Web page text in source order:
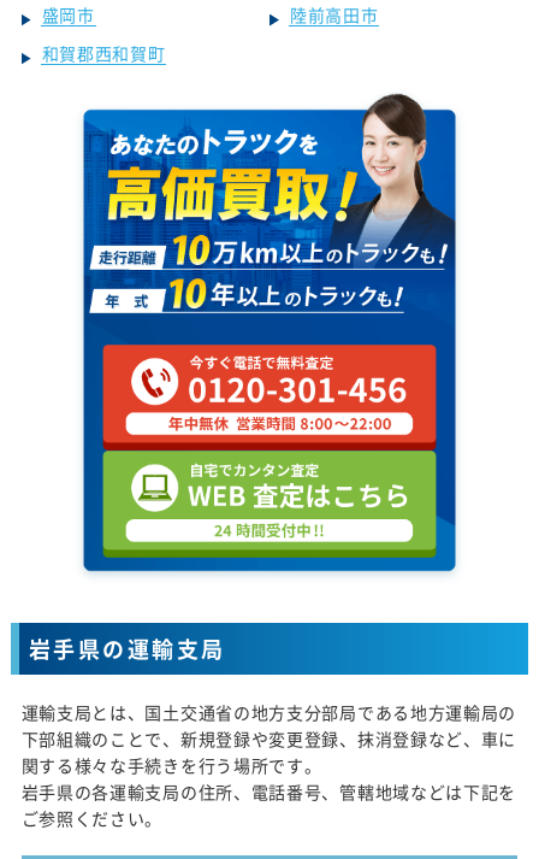
盛岡市
陸前高田市
和賀郡西和賀町
岩手県の運輸支局
運輸支局とは、国土交通省の地方支分部局である地方運輸局の
下部組織のことで、新規登録や変更登録、抹消登録など、車に
関する様々な手続きを行う場所です。
岩手県の各運輸支局の住所、電話番号、管轄地域などは下記を
ご参照ください。